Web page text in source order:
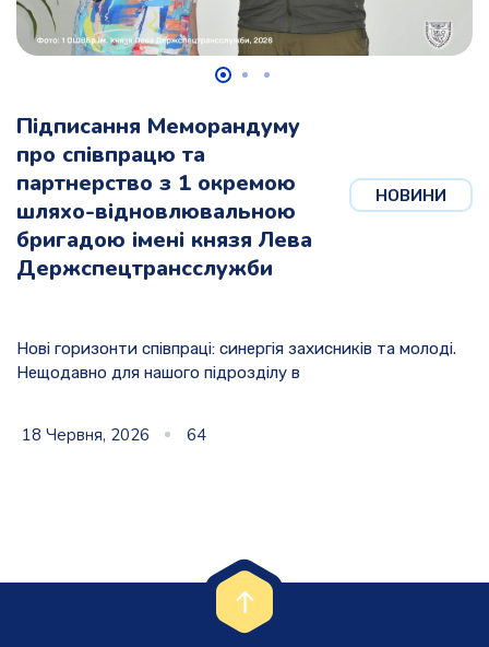
НОВИНИ
Підписання Меморандуму
про співпрацю та
партнерство з 1 окремою
шляхо-відновлювальною
бригадою імені князя Лева
Держспецтрансслужби
Нові горизонти співпраці: синергія захисників та молоді.
Нещодавно для нашого підрозділу в
18 Червня, 2026 64